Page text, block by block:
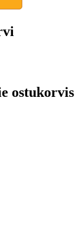
ostukorvis